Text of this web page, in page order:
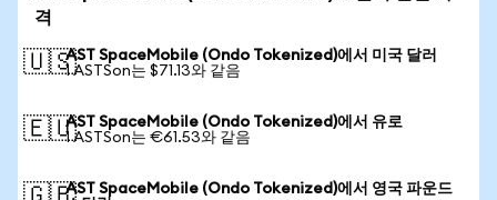
격
🇺🇸AST SpaceMobile (Ondo Tokenized)에서 미국 달러
1 ASTSon는 $71.13와 같음
🇪🇺AST SpaceMobile (Ondo Tokenized)에서 유로
1 ASTSon는 €61.53와 같음
AST SpaceMobile (Ondo Tokenized)에서 영국 파운드